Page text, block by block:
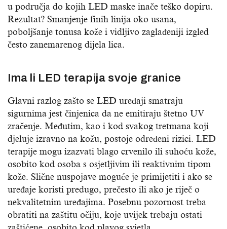
u područja do kojih LED maske inače teško dopiru.
Rezultat? Smanjenje finih linija oko usana,
poboljšanje tonusa kože i vidljivo zaglađeniji izgled
često zanemarenog dijela lica.
Ima li LED terapija svoje granice
Glavni razlog zašto se LED uređaji smatraju
sigurnima jest činjenica da ne emitiraju štetno UV
zračenje. Međutim, kao i kod svakog tretmana koji
djeluje izravno na kožu, postoje određeni rizici. LED
terapije mogu izazvati blago crvenilo ili suhoću kože,
osobito kod osoba s osjetljivim ili reaktivnim tipom
kože. Slične nuspojave moguće je primijetiti i ako se
uređaje koristi predugo, prečesto ili ako je riječ o
nekvalitetnim uređajima. Posebnu pozornost treba
obratiti na zaštitu očiju, koje uvijek trebaju ostati